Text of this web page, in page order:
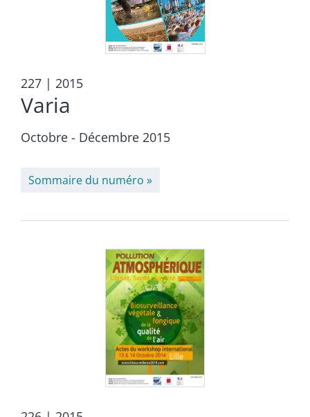
227 | 2015
Varia
Octobre - Décembre 2015
Sommaire du numéro